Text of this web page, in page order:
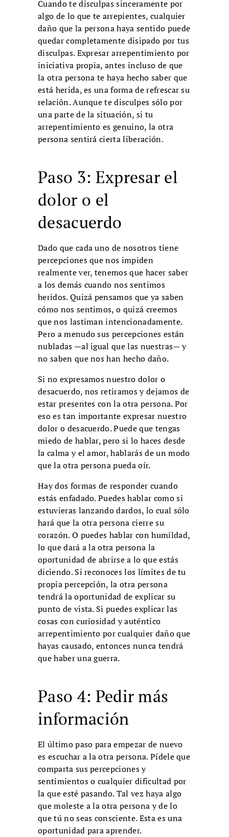
Cuando te disculpas sinceramente por
algo de lo que te arrepientes, cualquier
daño que la persona haya sentido puede
quedar completamente disipado por tus
disculpas. Expresar arrepentimiento por
iniciativa propia, antes incluso de que
la otra persona te haya hecho saber que
está herida, es una forma de refrescar su
relación. Aunque te disculpes sólo por
una parte de la situación, si tu
arrepentimiento es genuino, la otra
persona sentirá cierta liberación.
Paso 3: Expresar el
dolor o el
desacuerdo
Dado que cada uno de nosotros tiene
percepciones que nos impiden
realmente ver, tenemos que hacer saber
a los demás cuando nos sentimos
heridos. Quizá pensamos que ya saben
cómo nos sentimos, o quizá creemos
que nos lastiman intencionadamente.
Pero a menudo sus percepciones están
nubladas —al igual que las nuestras— y
no saben que nos han hecho daño.
Si no expresamos nuestro dolor o
desacuerdo, nos retiramos y dejamos de
estar presentes con la otra persona. Por
eso es tan importante expresar nuestro
dolor o desacuerdo. Puede que tengas
miedo de hablar, pero si lo haces desde
la calma y el amor, hablarás de un modo
que la otra persona pueda oír.
Hay dos formas de responder cuando
estás enfadado. Puedes hablar como si
estuvieras lanzando dardos, lo cual sólo
hará que la otra persona cierre su
corazón. O puedes hablar con humildad,
lo que dará a la otra persona la
oportunidad de abrirse a lo que estás
diciendo. Si reconoces los límites de tu
propia percepción, la otra persona
tendrá la oportunidad de explicar su
punto de vista. Si puedes explicar las
cosas con curiosidad y auténtico
arrepentimiento por cualquier daño que
hayas causado, entonces nunca tendrá
que haber una guerra.
Paso 4: Pedir más
información
El último paso para empezar de nuevo
es escuchar a la otra persona. Pídele que
comparta sus percepciones y
sentimientos o cualquier dificultad por
la que esté pasando. Tal vez haya algo
que moleste a la otra persona y de lo
que tú no seas consciente. Esta es una
oportunidad para aprender.